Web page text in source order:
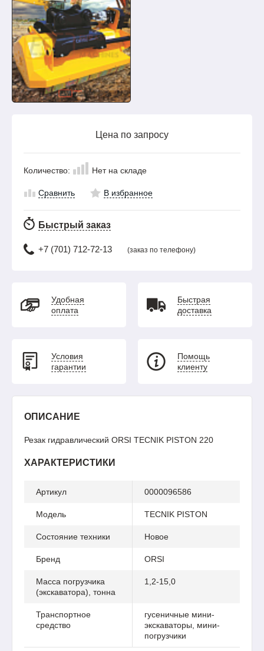
Цена по запросу
Количество: Нет на складе
Сравнить В избранное
Быстрый заказ
+7 (701) 712-72-13 (заказ по телефону)
Удобная
оплата
Быстрая
доставка
Условия
гарантии
Помощь
клиенту
ОПИСАНИЕ
Резак гидравлический ORSI TECNIK PISTON 220
ХАРАКТЕРИСТИКИ
Артикул 0000096586
Модель TECNIK PISTON
Состояние техники Новое
Бренд ORSI
Масса погрузчика
(экскаватора), тонна
1,2-15,0
Транспортное
средство
гусеничные мини-
экскаваторы, мини-
погрузчики